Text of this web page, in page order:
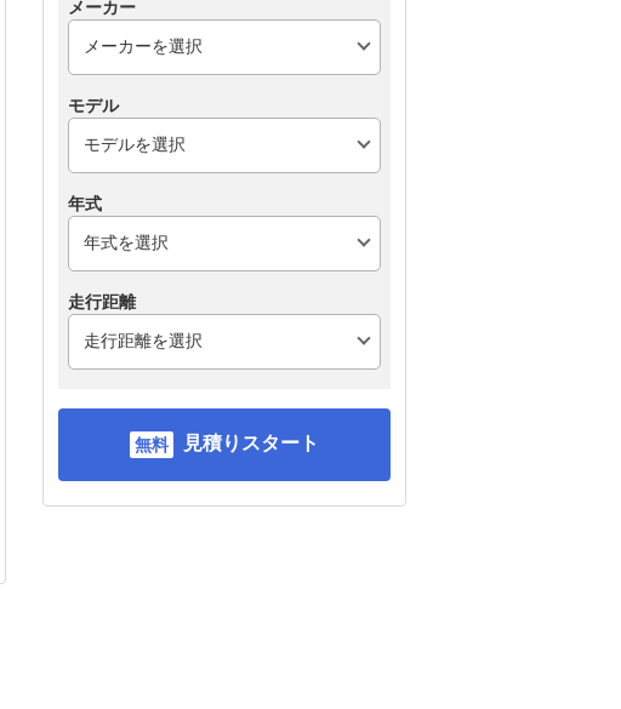
メーカー
モデル
年式
走行距離
見積りスタート